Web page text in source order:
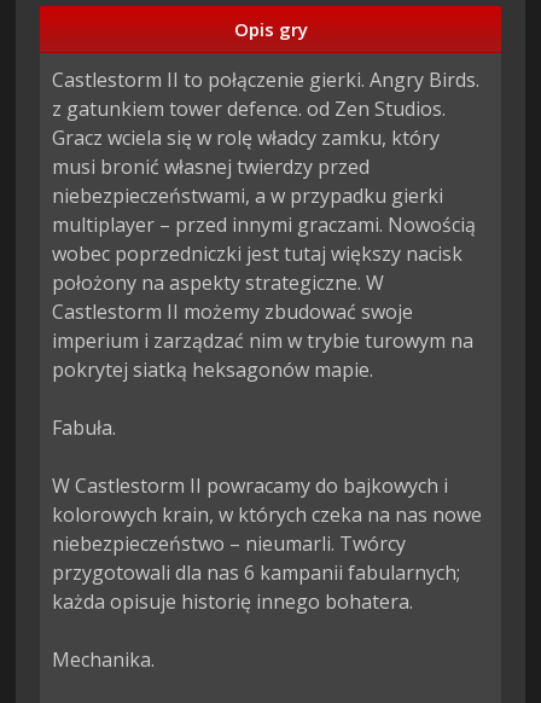
Opis gry
Castlestorm II to połączenie gierki. Angry Birds.
z gatunkiem tower defence. od Zen Studios.
Gracz wciela się w rolę władcy zamku, który
musi bronić własnej twierdzy przed
niebezpieczeństwami, a w przypadku gierki
multiplayer – przed innymi graczami. Nowością
wobec poprzedniczki jest tutaj większy nacisk
położony na aspekty strategiczne. W
Castlestorm II możemy zbudować swoje
imperium i zarządzać nim w trybie turowym na
pokrytej siatką heksagonów mapie.
Fabuła.
W Castlestorm II powracamy do bajkowych i
kolorowych krain, w których czeka na nas nowe
niebezpieczeństwo – nieumarli. Twórcy
przygotowali dla nas 6 kampanii fabularnych;
każda opisuje historię innego bohatera.
Mechanika.